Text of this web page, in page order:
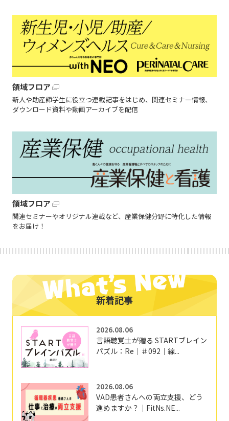
領域フロア
新人や助産師学生に役立つ連載記事をはじめ、関連セミナー情報、
ダウンロード資料や動画アーカイブを配信
領域フロア
関連セミナーやオリジナル連載など、産業保健分野に特化した情報
をお届け！
新着記事
2026.08.06
言語聴覚士が贈る STARTブレイン
パズル：Re｜＃092｜線...
2026.08.06
VAD患者さんへの両立支援、どう
進めますか？｜FitNs.NE...